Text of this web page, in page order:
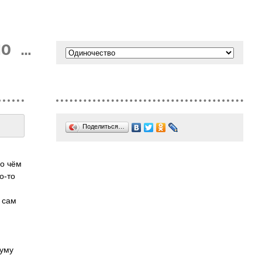
…
чём
то
сам
Поделиться…